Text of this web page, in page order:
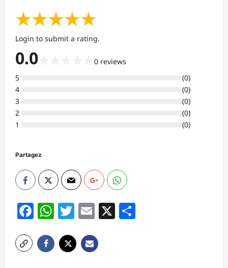
★★★★★
Login to submit a rating.
0.0 0 reviews
5
(0)
4
(0)
3
(0)
2
(0)
1
(0)
Partagez
Facebook
WhatsApp
Twitter
Email
X